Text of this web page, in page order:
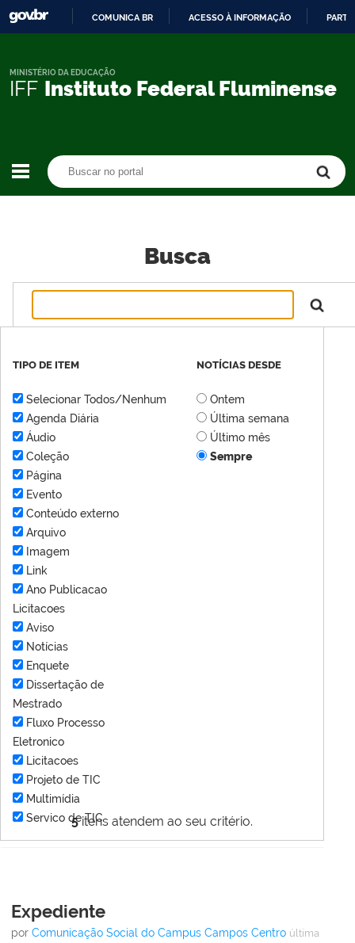
CONTEÚDO
COMUNICA BR ACESSO À INFORMAÇÃO
IFF Instituto Federal Fluminense
MINISTÉRIO DA EDUCAÇÃO
Busca
5itens atendem ao seu critério.
TIPO DE ITEM
Selecionar Todos/Nenhum
Agenda Diária
Áudio
Coleção
Página
Evento
Conteúdo externo
Arquivo
Imagem
Link
Ano Publicacao
Licitacoes
Aviso
Notícias
Enquete
Dissertação de
Mestrado
Fluxo Processo
Eletronico
Licitacoes
Projeto de TIC
Multimídia
Servico de TIC
NOTÍCIAS DESDE
Ontem
Última semana
Último mês
Sempre
Expediente
por Comunicação Social do Campus Campos Centro última